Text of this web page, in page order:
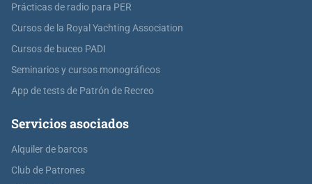
Prácticas de radio para PER
Cursos de la Royal Yachting Association
Cursos de buceo PADI
Seminarios y cursos monográficos
App de tests de Patrón de Recreo
Servicios asociados
Alquiler de barcos
Club de Patrones